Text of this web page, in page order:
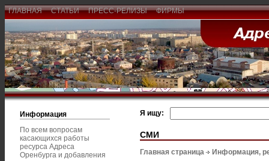
ГЛАВНАЯ СТАТЬИ ПРЕСС-РЕЛИЗЫ ФИРМЫ
Информация
По всем вопросам
касающихся работы
ресурса Адреса
Оренбурга и добавления
Я ищу:
СМИ
Главная страница Информация,